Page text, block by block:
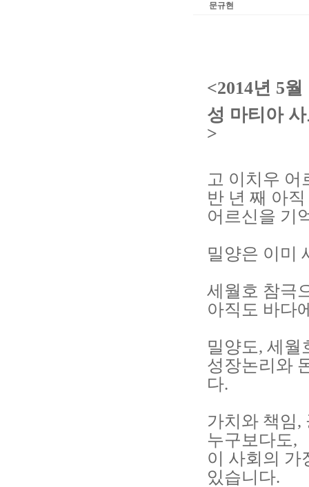
문규현
<2014년 5
성 마티아
>
고 이치우 어
반 년 째 아
어르신을 기
밀양은 이미
세월호 참극
아직도 바다
밀양도, 세월
성장논리와
다.
가치와 책임,
누구보다도,
이 사회의 가
있습니다.